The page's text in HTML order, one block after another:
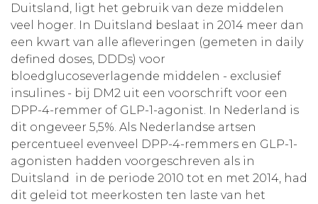
Duitsland, ligt het gebruik van deze middelen
veel hoger. In Duitsland beslaat in 2014 meer dan
een kwart van alle afleveringen (gemeten in daily
defined doses, DDDs) voor
bloedglucoseverlagende middelen - exclusief
insulines - bij DM2 uit een voorschrift voor een
DPP-4-remmer of GLP-1-agonist. In Nederland is
dit ongeveer 5,5%. Als Nederlandse artsen
percentueel evenveel DPP-4-remmers en GLP-1-
agonisten hadden voorgeschreven als in
Duitsland in de periode 2010 tot en met 2014, had
dit geleid tot meerkosten ten laste van het